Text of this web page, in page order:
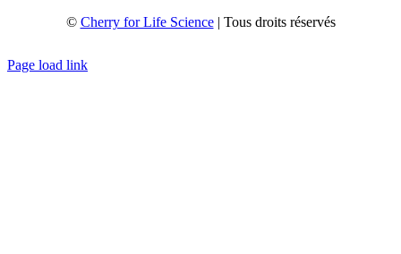
© Cherry for Life Science| Tous droits réservés
Page load link